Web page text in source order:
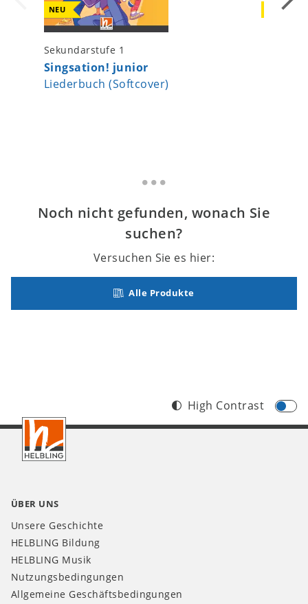
NEU
Sekundarstufe 1
Singsation! junior
Liederbuch (Softcover)
NEU
Noch nicht gefunden, wonach Sie
suchen?
Versuchen Sie es hier:
Alle Produkte
Footer
CH
High Contrast
ÜBER UNS
Unsere Geschichte
HELBLING Bildung
HELBLING Musik
Nutzungsbedingungen
Allgemeine Geschäftsbedingungen